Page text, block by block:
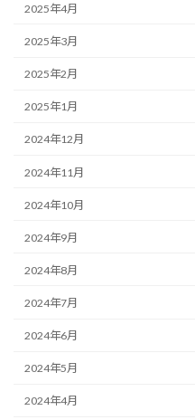
2025年4月
2025年3月
2025年2月
2025年1月
2024年12月
2024年11月
2024年10月
2024年9月
2024年8月
2024年7月
2024年6月
2024年5月
2024年4月